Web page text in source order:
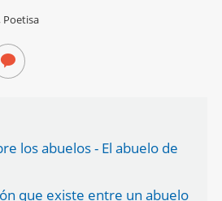
Poetisa
los abuelos - El abuelo de
que existe entre un abuelo